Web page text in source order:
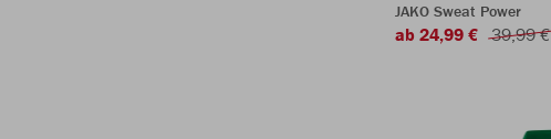
JAKO Sweat Power
ab 24,99 € 39,99 €